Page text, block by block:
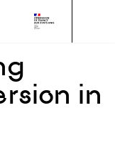
in